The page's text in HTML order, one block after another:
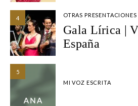
4 OTRAS PRESENTACIONES
Gala Lírica |
España
5
MI VOZ ESCRITA